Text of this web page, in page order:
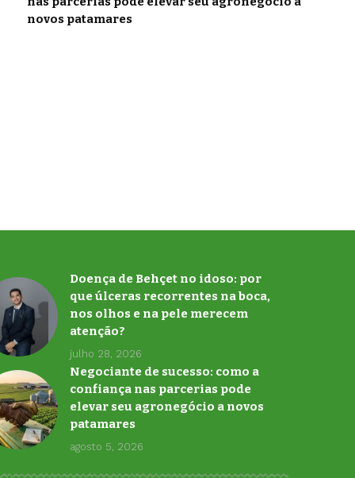
novos patamares
Doença de Behçet no idoso: por
que úlceras recorrentes na boca,
nos olhos e na pele merecem
atenção?
julho 28, 2026
Negociante de sucesso: como a
confiança nas parcerias pode
elevar seu agronegócio a novos
patamares
agosto 5, 2026